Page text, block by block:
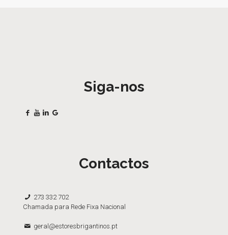
Siga-nos
Contactos
273 332 702
Chamada para Rede Fixa Nacional
geral@estoresbrigantinos.pt